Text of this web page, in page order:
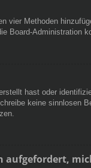
vier Methoden
Board-Administration
hast oder
keine
aufgefordert,